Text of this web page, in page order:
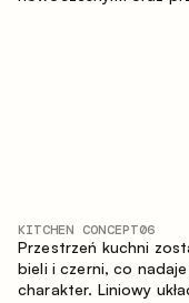
KITCHEN CONCEPT06
Przestrzeń kuchni
bieli i czerni, co
charakter. Liniowy